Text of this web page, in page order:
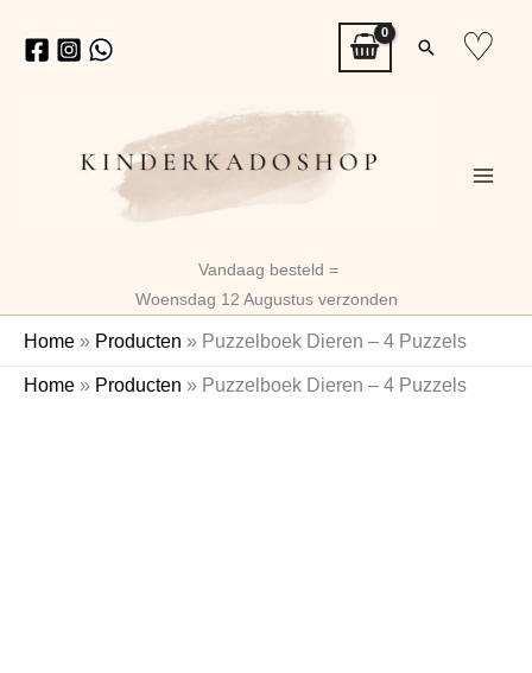
naar
Zoeken
♡
Vandaag besteld =
Woensdag 12 Augustus verzonden
Home » Producten » Puzzelboek Dieren – 4 Puzzels
Home » Producten » Puzzelboek Dieren – 4 Puzzels
Puzzelboek